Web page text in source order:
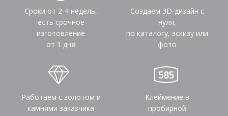
Сроки от 2-4 недель,
есть срочное
изготовление
от 1 дня
Создаем 3D-дизайн с
нуля,
по каталогу, эскизу или
фото
Работаем с золотом и
камнями заказчика
Клеймение в
пробирной